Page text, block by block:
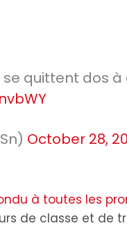
quittent dos à
October 28,
à toutes les
de classe et de